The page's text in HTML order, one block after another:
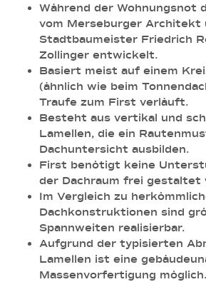
Während der Wohnungsnot
vom Merseburger Architekt
Stadtbaumeister Friedrich
Zollinger entwickelt.
Basiert meist auf einem
(ähnlich wie beim
Traufe zum First verläuft.
Besteht aus vertikal und
Lamellen, die ein
Dachuntersicht ausbilden.
First benötigt keine
der Dachraum frei gestaltet
Im Vergleich zu
Dachkonstruktionen sind
Spannweiten realisierbar.
Aufgrund der typisierten
Lamellen ist eine
Massenvorfertigung möglich.